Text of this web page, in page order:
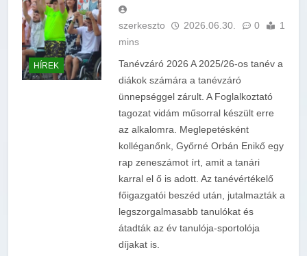
HÍREK
szerkeszto 2026.06.30. 0
1
mins
Tanévzáró 2026 A 2025/26-os tanév a
diákok számára a tanévzáró
ünnepséggel zárult. A Foglalkoztató
tagozat vidám műsorral készült erre
az alkalomra. Meglepetésként
kolléganőnk, Győrné Orbán Enikő egy
rap zeneszámot írt, amit a tanári
karral el ő is adott. Az tanévértékelő
főigazgatói beszéd után, jutalmazták a
legszorgalmasabb tanulókat és
átadták az év tanulója-sportolója
díjakat is.